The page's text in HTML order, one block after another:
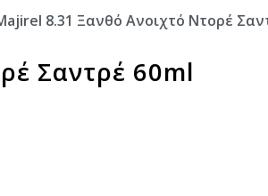
8.31 Ξανθό Ανοιχτό Ντορέ
Σαντρέ 60ml